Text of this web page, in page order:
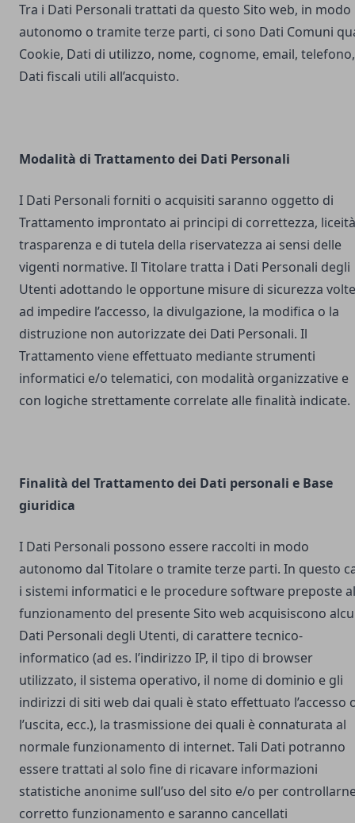
Tra i Dati Personali trattati da questo Sito web, in modo
autonomo o tramite terze parti, ci sono Dati Comuni
Cookie, Dati di utilizzo, nome, cognome, email, telefono,
Dati fiscali utili all’acquisto.
Modalità di Trattamento dei Dati Personali
I Dati Personali forniti o acquisiti saranno oggetto di
Trattamento improntato ai principi di correttezza,
trasparenza e di tutela della riservatezza ai sensi delle
vigenti normative. Il Titolare tratta i Dati Personali degli
Utenti adottando le opportune misure di sicurezza volte
ad impedire l’accesso, la divulgazione, la modifica o la
distruzione non autorizzate dei Dati Personali. Il
Trattamento viene effettuato mediante strumenti
informatici e/o telematici, con modalità organizzative e
con logiche strettamente correlate alle finalità indicate.
Finalità del Trattamento dei Dati personali e Base
giuridica
I Dati Personali possono essere raccolti in modo
autonomo dal Titolare o tramite terze parti. In questo
i sistemi informatici e le procedure software preposte al
funzionamento del presente Sito web acquisiscono
Dati Personali degli Utenti, di carattere tecnico-
informatico (ad es. l’indirizzo IP, il tipo di browser
utilizzato, il sistema operativo, il nome di dominio e gli
indirizzi di siti web dai quali è stato effettuato l’accesso
l’uscita, ecc.), la trasmissione dei quali è connaturata al
normale funzionamento di internet. Tali Dati potranno
essere trattati al solo fine di ricavare informazioni
statistiche anonime sull’uso del sito e/o per
corretto funzionamento e saranno cancellati